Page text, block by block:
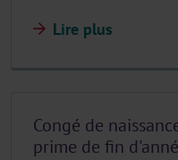
Lire plus
Congé de
prime de fin